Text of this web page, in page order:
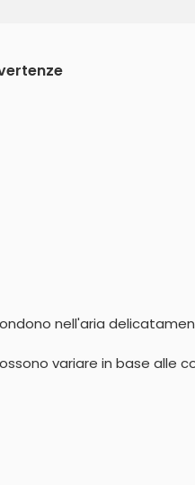
nell'aria
variare in base alle